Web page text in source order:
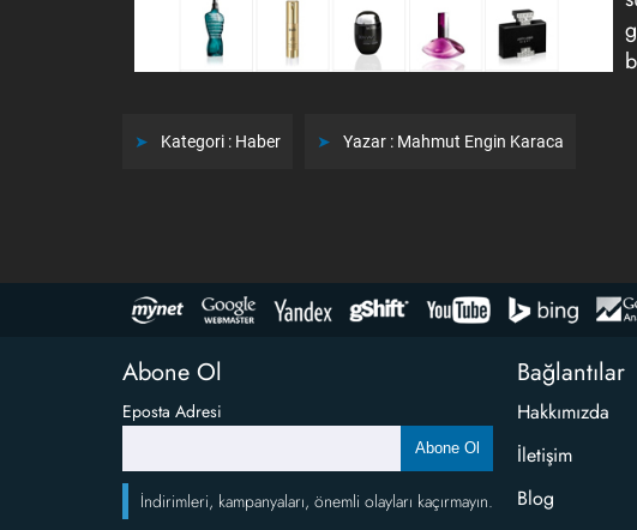
Kategori : Haber Yazar : Mahmut Engin Karaca
Abone Ol
Eposta Adresi
Abone Ol
İndirimleri, kampanyaları, önemli olayları kaçırmayın.
Bağlantılar
Hakkımızda
İletişim
Blog